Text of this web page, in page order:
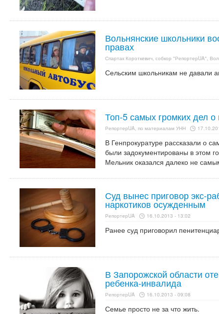
Вольнянские школьники
правах
Спартак Короткевич, собкор "РепортерUA",
Сельским школьникам не давали
Топ-5 самых громких дел о
РепортерUA, по материалам УНН
В Генпрокуратуре рассказали о
были задокументированы в этом
Мельник оказался далеко не
Суд вынес приговор экс-
наркотиков осужденным
РепортерUA 16.10.2013 - 13:02
Ранее суд приговорил
В Запорожской области
ребенка-инвалида
РепортерUA 16.10.2013 - 09:08
Семье просто не за что жить.